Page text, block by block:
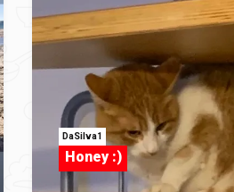
DaSilva1
Honey :)